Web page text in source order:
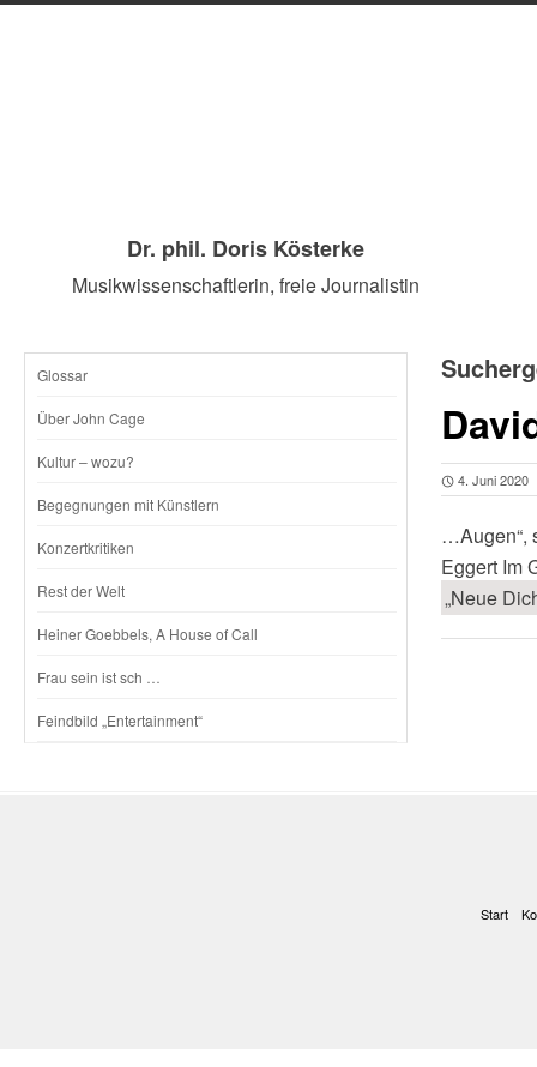
Dr. phil. Doris Kösterke
Musikwissenschaftlerin, freie Journalistin
SKIP
CONTENT
Glossar
Über John Cage
Kultur – wozu?
Begegnungen mit Künstlern
Konzertkritiken
Rest der Welt
Heiner Goebbels, A House of Call
Frau sein ist sch …
Feindbild „Entertainment“
4. Juni 2020
…Augen“,
Eggert Im
„Neue
Start